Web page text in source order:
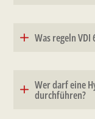
Was regeln
Wer darf eine
durchführen?